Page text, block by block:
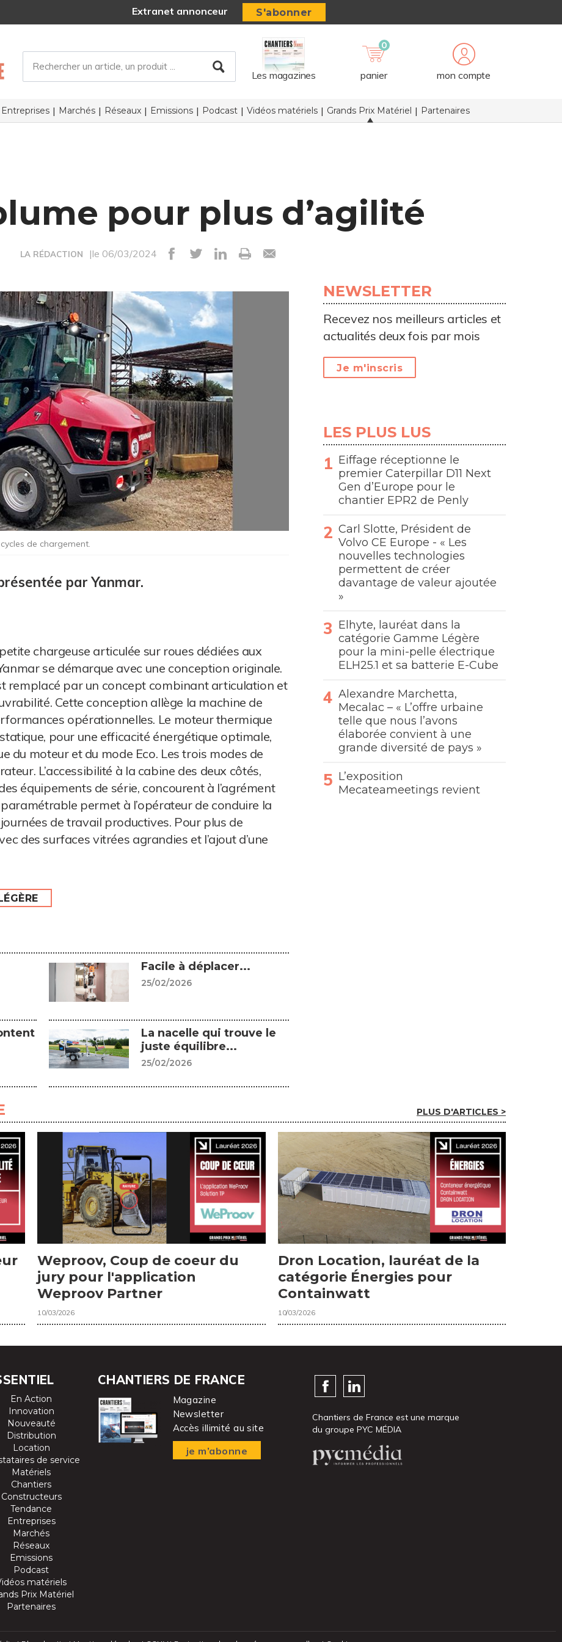
Extranet annonceur S'abonner
Les magazines
0
panier mon compte
Entreprises Marchés Réseaux Emissions Podcast Vidéos matériels Grands Prix Matériel Partenaires
pour plus d’agilité
LA RÉDACTION |le 06/03/2024
de chargement.
par Yanmar.
chargeuse articulée sur roues dédiées aux
se démarque avec une conception originale.
remplacé par un concept combinant articulation et
Cette conception allège la machine de
opérationnelles. Le moteur thermique
pour une efficacité énergétique optimale,
du moteur et du mode Eco. Les trois modes de
L’accessibilité à la cabine des deux côtés,
équipements de série, concourent à l’agrément
permet à l’opérateur de conduire la
de travail productives. Pour plus de
des surfaces vitrées agrandies et l’ajout d’une
Facile à déplacer...
25/02/2026
La nacelle qui trouve le
juste équilibre...
25/02/2026
NEWSLETTER
Recevez nos meilleurs articles et
actualités deux fois par mois
Je m'inscris
LES PLUS LUS
Eiffage réceptionne le
premier Caterpillar D11 Next
Gen d’Europe pour le
chantier EPR2 de Penly
Carl Slotte, Président de
Volvo CE Europe - « Les
nouvelles technologies
permettent de créer
davantage de valeur ajoutée
»
Elhyte, lauréat dans la
catégorie Gamme Légère
pour la mini-pelle électrique
ELH25.1 et sa batterie E-Cube
Alexandre Marchetta,
Mecalac – « L’offre urbaine
telle que nous l’avons
élaborée convient à une
grande diversité de pays »
L’exposition
Mecateameetings revient
PLUS D'ARTICLES >
Weproov, Coup de coeur du
jury pour l'application
Weproov Partner
10/03/2026
Dron Location, lauréat de la
catégorie Énergies pour
Containwatt
10/03/2026
En Action
Innovation
Nouveauté
Distribution
Location
de service
Matériels
Chantiers
Constructeurs
Tendance
Entreprises
Marchés
Réseaux
Emissions
Podcast
matériels
Prix Matériel
Partenaires
CHANTIERS DE FRANCE
Magazine
Newsletter
Accès illimité au site
je m’abonne
Chantiers de France est une marque
du groupe PYC MÉDIA